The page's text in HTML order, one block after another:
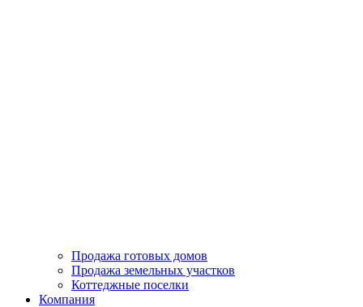
Продажа готовых домов
Продажа земельных участков
Коттеджные поселки
Компания